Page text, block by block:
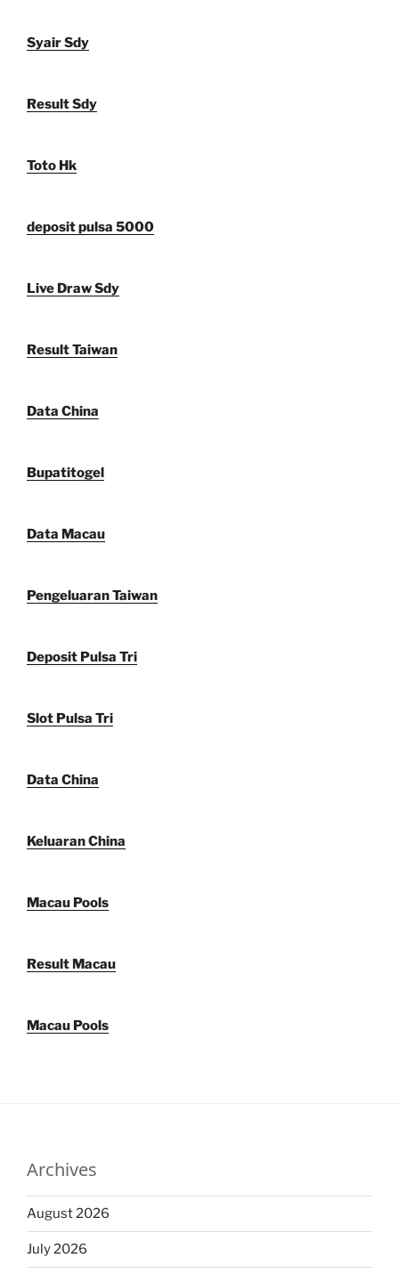
Syair Sdy
Result Sdy
Toto Hk
deposit pulsa 5000
Live Draw Sdy
Result Taiwan
Data China
Bupatitogel
Data Macau
Pengeluaran Taiwan
Deposit Pulsa Tri
Slot Pulsa Tri
Data China
Keluaran China
Macau Pools
Result Macau
Macau Pools
Archives
August 2026
July 2026